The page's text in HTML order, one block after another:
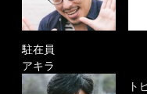
駐在員
アキラ
ト